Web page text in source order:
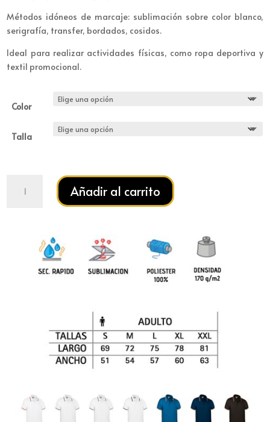
Métodos idóneos de marcaje: sublimación sobre color blanco,
serigrafía, transfer, bordados, cosidos.
Ideal para realizar actividades físicas, como ropa deportiva y
textil promocional.
Color
Talla
MAASTRICHT
Añadir al carrito